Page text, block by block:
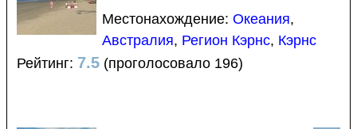
Местонахождение: Океания,
Австралия, Регион Кэрнс, Кэрнс
Рейтинг: 7.5 (проголосовало 196)